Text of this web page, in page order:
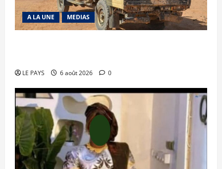
A LA UNE MEDIAS
LE PAYS 6 août 2026 0